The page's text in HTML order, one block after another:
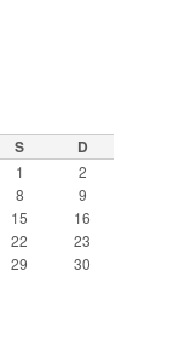
S D
1
2
8
9
15
16
22
23
29
30